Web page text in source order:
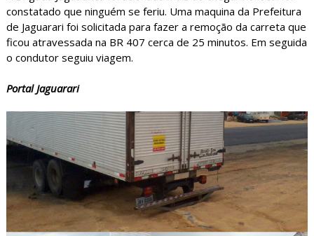
constatado que ninguém se feriu. Uma maquina da Prefeitura
de Jaguarari foi solicitada para fazer a remoção da carreta que
ficou atravessada na BR 407 cerca de 25 minutos. Em seguida
o condutor seguiu viagem.
Portal Jaguarari